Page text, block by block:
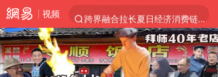
视频
四川宜宾5.5级地震后余震为何不断
白海豚5次眼壁置换
上海轨交全网络地面高架区段限速运行